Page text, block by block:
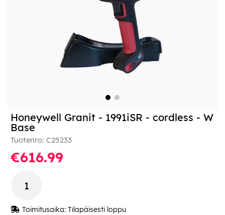
Honeywell Granit - 1991iSR - cordless - W
Base
Tuotenro: C25233
€616.99
Toimitusaika: Tilapäisesti loppu